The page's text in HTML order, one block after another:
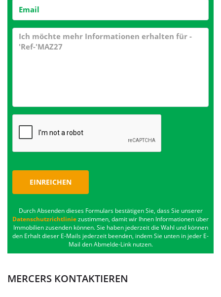
EINREICHEN
Durch Absenden dieses Formulars bestätigen Sie, dass Sie unserer
Datenschutzrichtliniezustimmen, damit wir Ihnen Informationen über
Immobilien zusenden können. Sie haben jederzeit die Wahl und können
den Erhalt dieser E-Mails jederzeit beenden, indem Sie unten in jeder E-
Mail den Abmelde-Link nutzen.
MERCERS KONTAKTIEREN